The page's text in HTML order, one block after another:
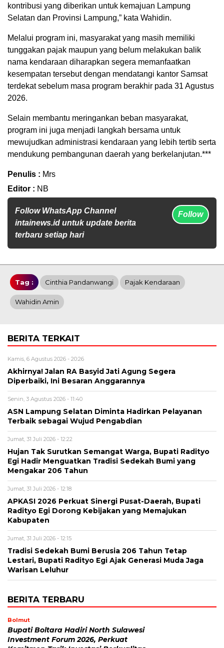
kontribusi yang diberikan untuk kemajuan Lampung
Selatan dan Provinsi Lampung,” kata Wahidin.
Melalui program ini, masyarakat yang masih memiliki
tunggakan pajak maupun yang belum melakukan balik
nama kendaraan diharapkan segera memanfaatkan
kesempatan tersebut dengan mendatangi kantor Samsat
terdekat sebelum masa program berakhir pada 31 Agustus
2026.
Selain membantu meringankan beban masyarakat,
program ini juga menjadi langkah bersama untuk
mewujudkan administrasi kendaraan yang lebih tertib serta
mendukung pembangunan daerah yang berkelanjutan.***
Penulis : Mrs
Editor : NB
Follow WhatsApp Channel
intainews.id untuk update berita
terbaru setiap hari
Follow
Tag : Cinthia Pandanwangi Pajak Kendaraan
Wahidin Amin
BERITA TERKAIT
Kamis, 6 Agustus 2026 - 20:26
Akhirnya! Jalan RA Basyid Jati Agung Segera
Diperbaiki, Ini Besaran Anggarannya
Senin, 3 Agustus 2026 - 11:40
ASN Lampung Selatan Diminta Hadirkan Pelayanan
Terbaik sebagai Wujud Pengabdian
Jumat, 31 Juli 2026 - 12:22
Hujan Tak Surutkan Semangat Warga, Bupati Radityo
Egi Hadir Menguatkan Tradisi Sedekah Bumi yang
Mengakar 206 Tahun
Jumat, 31 Juli 2026 - 12:18
APKASI 2026 Perkuat Sinergi Pusat-Daerah, Bupati
Radityo Egi Dorong Kebijakan yang Memajukan
Kabupaten
Jumat, 31 Juli 2026 - 12:15
Tradisi Sedekah Bumi Berusia 206 Tahun Tetap
Lestari, Bupati Radityo Egi Ajak Generasi Muda Jaga
Warisan Leluhur
BERITA TERBARU
Bolmut
Bupati Boltara Hadiri North Sulawesi
Investment Forum 2026, Perkuat